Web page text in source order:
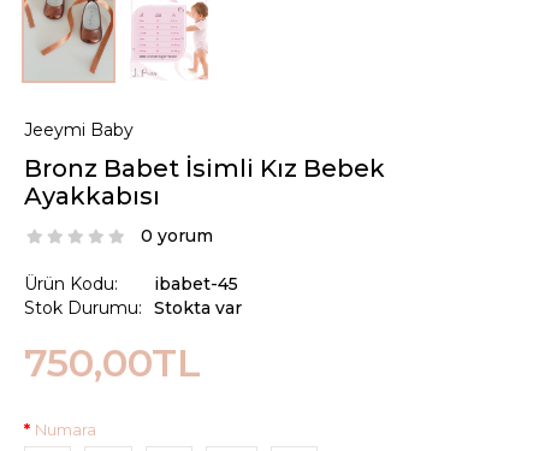
Jeeymi Baby
Bronz Babet İsimli Kız Bebek
Ayakkabısı
0 yorum
Ürün Kodu:
Stok Durumu:
ibabet-45
Stokta var
750,00TL
Numara